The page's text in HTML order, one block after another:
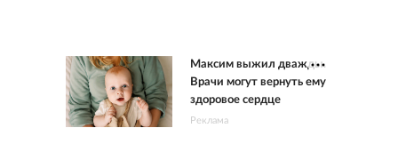
Максим выжил дважды.
Врачи могут вернуть ему
здоровое сердце
Реклама